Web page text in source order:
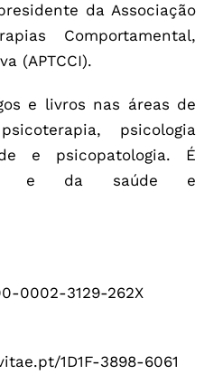
da Associação
Comportamental,
(APTCCI).
e livros nas áreas de
psicologia
e psicopatologia. É
e da saúde e
0002-3129-262X
1D1F-3898-6061